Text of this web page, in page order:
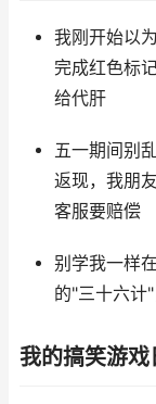
我刚开始以为
完成红色标
给代肝
五一期间别
返现，我朋
客服要赔偿
别学我一样在
的"三十六计
我的搞笑游戏